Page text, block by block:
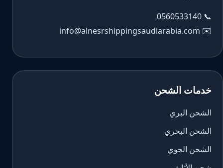
📞
0560533140
✉️
info@alnesrshippingsaudiarabia.com
خدمات الشحن
الشحن البري
الشحن البحري
الشحن الجوي